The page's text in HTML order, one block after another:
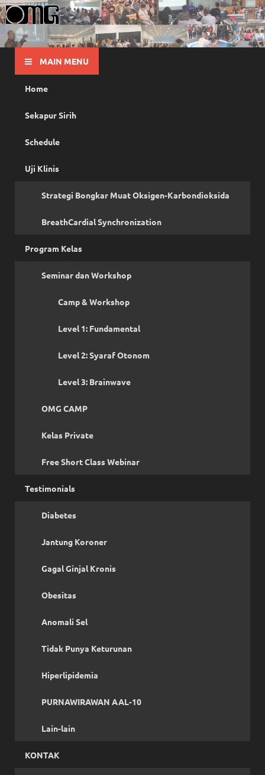
OMG
Pusat Pelatihan Olah Napas Modern
MAIN MENU
Home
Sekapur Sirih
Schedule
Uji Klinis
Strategi Bongkar Muat Oksigen-Karbondioksida
BreathCardial Synchronization
Program Kelas
Seminar dan Workshop
Camp & Workshop
Level 1: Fundamental
Level 2: Syaraf Otonom
Level 3: Brainwave
OMG CAMP
Kelas Private
Free Short Class Webinar
Testimonials
Diabetes
Jantung Koroner
Gagal Ginjal Kronis
Obesitas
Anomali Sel
Tidak Punya Keturunan
Hiperlipidemia
PURNAWIRAWAN AAL-10
Lain-lain
KONTAK